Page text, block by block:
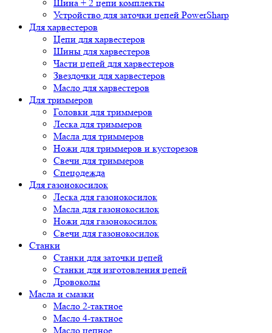
Шина + 2 цепи комплекты
Устройство для заточки цепей PowerSharp
Для харвестеров
Цепи для харвестеров
Шины для харвестеров
Части цепей для харвестеров
Звездочки для харвестеров
Масло для харвестеров
Для триммеров
Головки для триммеров
Леска для триммеров
Масла для триммеров
Ножи для триммеров и кусторезов
Свечи для триммеров
Спецодежда
Для газонокосилок
Леска для газонокосилок
Масла для газонокосилок
Ножи для газонокосилок
Свечи для газонокосилок
Станки
Cтанки для заточки цепей
Станки для изготовления цепей
Дровоколы
Масла и смазки
Масло 2-тактное
Масло 4-тактное
Масло цепное